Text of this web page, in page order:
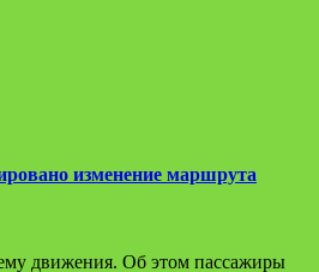
изменение маршрута
движения. Об этом пассажиры